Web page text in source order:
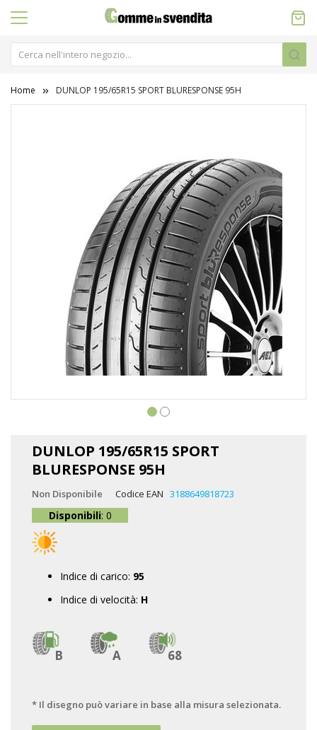
Home DUNLOP 195/65R15 SPORT BLURESPONSE 95H
DUNLOP 195/65R15 SPORT
BLURESPONSE 95H
Non Disponibile Codice EAN 3188649818723
Disponibili: 0
Indice di carico: 95
Indice di velocità: H
B A 68
* Il disegno può variare in base alla misura selezionata.
galleria
immagini